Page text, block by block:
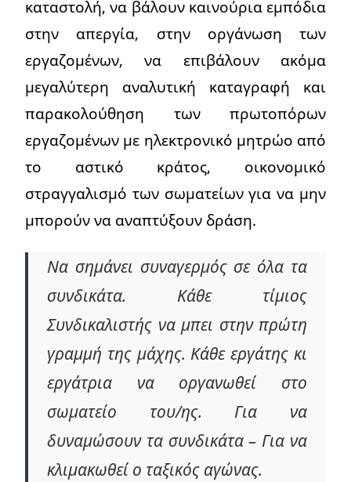
καταστολή, να βάλουν καινούρια εμπόδια
στην απεργία, στην οργάνωση των
εργαζομένων, να επιβάλουν ακόμα
μεγαλύτερη αναλυτική καταγραφή και
παρακολούθηση των πρωτοπόρων
εργαζομένων με ηλεκτρονικό μητρώο από
το αστικό κράτος, οικονομικό
στραγγαλισμό των σωματείων για να μην
μπορούν να αναπτύξουν δράση.
Να σημάνει συναγερμός σε όλα τα
συνδικάτα. Κάθε τίμιος
Συνδικαλιστής να μπει στην πρώτη
γραμμή της μάχης. Κάθε εργάτης κι
εργάτρια να οργανωθεί στο
σωματείο του/ης. Για να
δυναμώσουν τα συνδικάτα – Για να
κλιμακωθεί ο ταξικός αγώνας.